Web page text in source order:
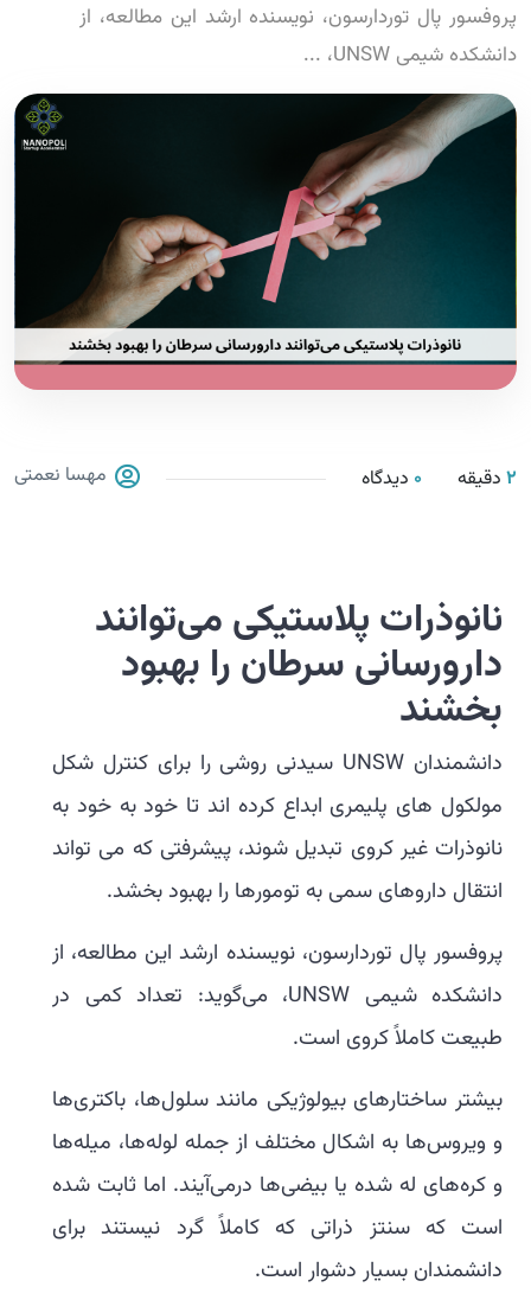
پروفسور پال توردارسون، نویسنده ارشد این مطالعه، از
دانشکده شیمی UNSW، ...
2 دقیقه 0 دیدگاه مهسا نعمتی
نانوذرات پلاستیکی می‌توانند
دارورسانی سرطان را بهبود
بخشند
دانشمندان UNSW سیدنی روشی را برای کنترل شکل
مولکول های پلیمری ابداع کرده اند تا خود به خود به
نانوذرات غیر کروی تبدیل شوند، پیشرفتی که می تواند
انتقال داروهای سمی به تومورها را بهبود بخشد.
پروفسور پال توردارسون، نویسنده ارشد این مطالعه، از
دانشکده شیمی UNSW، می‌گوید: تعداد کمی در
طبیعت کاملاً کروی است.
بیشتر ساختارهای بیولوژیکی مانند سلول‌ها، باکتری‌ها
و ویروس‌ها به اشکال مختلف از جمله لوله‌ها، میله‌ها
و کره‌های له شده یا بیضی‌ها درمی‌آیند. اما ثابت شده
است که سنتز ذراتی که کاملاً گرد نیستند برای
دانشمندان بسیار دشوار است.